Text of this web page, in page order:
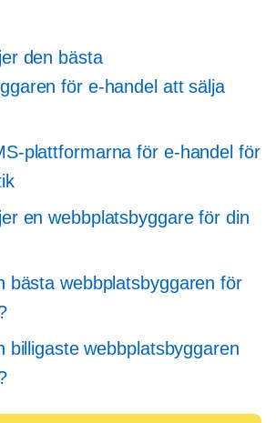
den bästa
för e-handel att sälja
plattformarna för e-handel för
en webbplatsbyggare för din
bästa webbplatsbyggaren för
billigaste webbplatsbyggaren